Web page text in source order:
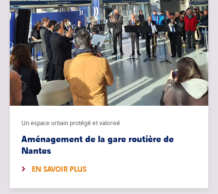
Un espace urbain protégé et valorisé
Aménagement de la gare routière de
Nantes
EN SAVOIR PLUS